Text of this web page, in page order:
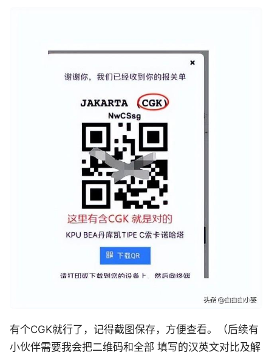
有个CGK就行了，记得截图保存，方便查看。（后续有
小伙伴需要我会把二维码和全部 填写的汉英文对比及解